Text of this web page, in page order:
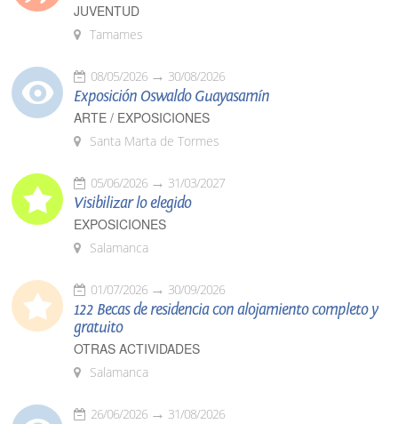
JUVENTUD
Tamames
08/05/2026 30/08/2026
Exposición Oswaldo Guayasamín
ARTE / EXPOSICIONES
Santa Marta de Tormes
05/06/2026 31/03/2027
Visibilizar lo elegido
EXPOSICIONES
Salamanca
01/07/2026 30/09/2026
122 Becas de residencia con alojamiento completo y
gratuito
OTRAS ACTIVIDADES
Salamanca
26/06/2026 31/08/2026